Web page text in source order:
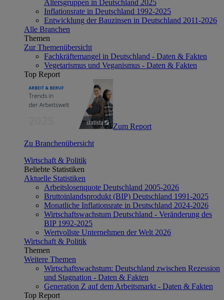
Altersgruppen in Deutschland 2025
Inflationsrate in Deutschland 1992-2025
Entwicklung der Bauzinsen in Deutschland 2011-2026
Alle Branchen
Themen
Zur Themenübersicht
Fachkräftemangel in Deutschland - Daten & Fakten
Vegetarismus und Veganismus - Daten & Fakten
Top Report
Zum Report
Zu Branchenübersicht
Wirtschaft & Politik
Beliebte Statistiken
Aktuelle Statistiken
Arbeitslosenquote Deutschland 2005-2026
Bruttoinlandsprodukt (BIP) Deutschland 1991-2025
Monatliche Inflationsrate in Deutschland 2024-2026
Wirtschaftswachstum Deutschland - Veränderung des
BIP 1992-2025
Wertvollste Unternehmen der Welt 2026
Wirtschaft & Politik
Themen
Weitere Themen
Wirtschaftswachstum: Deutschland zwischen Rezession
und Stagnation - Daten & Fakten
Generation Z auf dem Arbeitsmarkt - Daten & Fakten
Top Report